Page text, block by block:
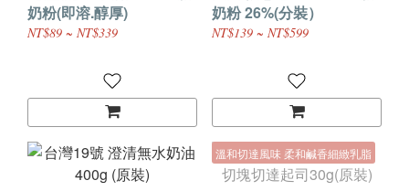
奶粉(即溶.醇厚)
NT$89 ~ NT$339
奶粉 26%(分裝）
NT$139 ~ NT$599
溫和切達風味 柔和鹹香細緻乳脂